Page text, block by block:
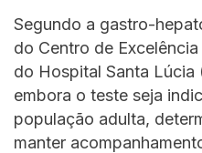
Segundo a gastro-
do Centro de
do Hospital Santa Lúcia
embora o teste seja
população adulta,
manter